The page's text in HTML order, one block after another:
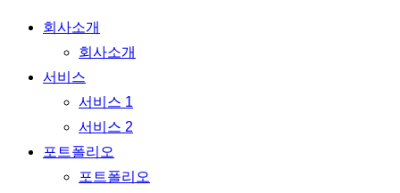
Menu
회사소개
회사소개
서비스
서비스 1
서비스 2
포트폴리오
포트폴리오